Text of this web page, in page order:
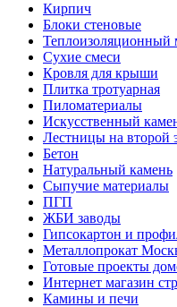
Кирпич
Блоки стеновые
Теплоизоляционный
Сухие смеси
Кровля для крыши
Плитка тротуарная
Пиломатериалы
Искусственный
Лестницы на второй
Бетон
Натуральный камень
Сыпучие материалы
ПГП
ЖБИ заводы
Гипсокартон и
Металлопрокат
Готовые проекты
Интернет магазин
Камины и печи